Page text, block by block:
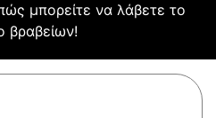
μπορείτε να λάβετε το
βραβείων!